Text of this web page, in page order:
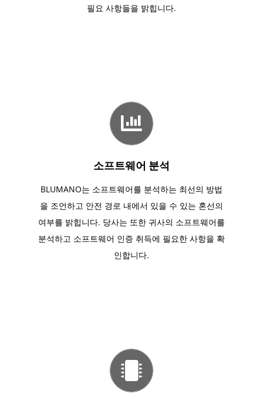
필요 사항들을 밝힙니다.
소프트웨어 분석
BLUMANO는 소프트웨어를 분석하는 최선의 방법
을 조언하고 안전 경로 내에서 있을 수 있는 혼선의
여부를 밝힙니다. 당사는 또한 귀사의 소프트웨어를
분석하고 소프트웨어 인증 취득에 필요한 사항을 확
인합니다.